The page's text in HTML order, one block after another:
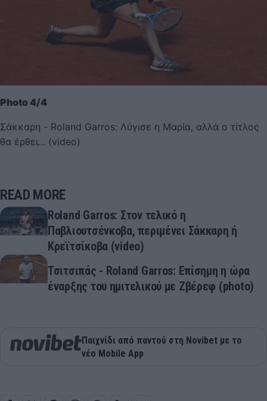
Photo 4/4
Σάκκαρη - Roland Garros: Λύγισε η Μαρία, αλλά ο τίτλος
θα έρθει... (video)
READ MORE
Roland Garros: Στον τελικό η
Παβλιουτσένκοβα, περιμένει Σάκκαρη ή
Κρεϊτσίκοβα (video)
Τσιτσιπάς - Roland Garros: Επίσημη η ώρα
έναρξης του ημιτελικού με Ζβέρεφ (photo)
Παιχνίδι από παντού στη Novibet με το
νέο Mobile App